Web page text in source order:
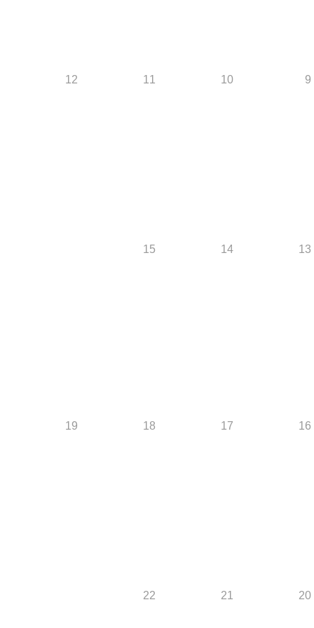
9
10
11
12
13
14
15
16
17
18
19
20
21
22